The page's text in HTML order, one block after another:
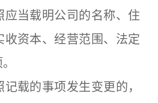
当载明公司的名称、住
收资本、经营范围、法定
的事项发生变更的，